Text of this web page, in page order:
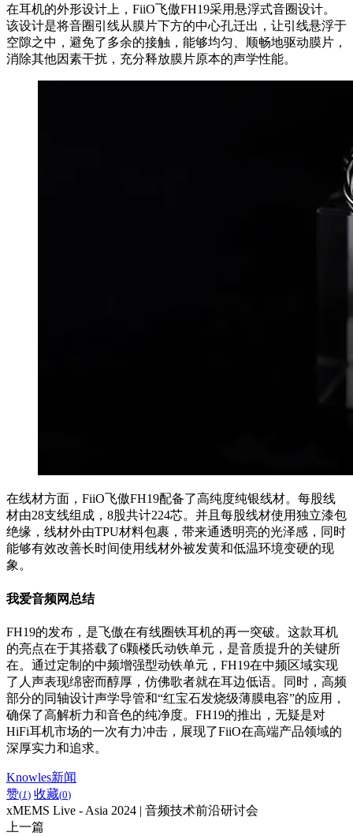
在耳机的外形设计上，FiiO飞傲FH19采用悬浮式音圈设计。
该设计是将音圈引线从膜片下方的中心孔迁出，让引线悬浮于
空隙之中，避免了多余的接触，能够均匀、顺畅地驱动膜片，
消除其他因素干扰，充分释放膜片原本的声学性能。
在线材方面，FiiO飞傲FH19配备了高纯度纯银线材。每股线
材由28支线组成，8股共计224芯。并且每股线材使用独立漆包
绝缘，线材外由TPU材料包裹，带来通透明亮的光泽感，同时
能够有效改善长时间使用线材外被发黄和低温环境变硬的现
象。
我爱音频网总结
FH19的发布，是飞傲在有线圈铁耳机的再一突破。这款耳机
的亮点在于其搭载了6颗楼氏动铁单元，是音质提升的关键所
在。通过定制的中频增强型动铁单元，FH19在中频区域实现
了人声表现绵密而醇厚，仿佛歌者就在耳边低语。同时，高频
部分的同轴设计声学导管和“红宝石发烧级薄膜电容”的应用，
确保了高解析力和音色的纯净度。FH19的推出，无疑是对
HiFi耳机市场的一次有力冲击，展现了FiiO在高端产品领域的
深厚实力和追求。
Knowles新闻
赞(1) 收藏(0)
xMEMS Live - Asia 2024 | 音频技术前沿研讨会
上一篇